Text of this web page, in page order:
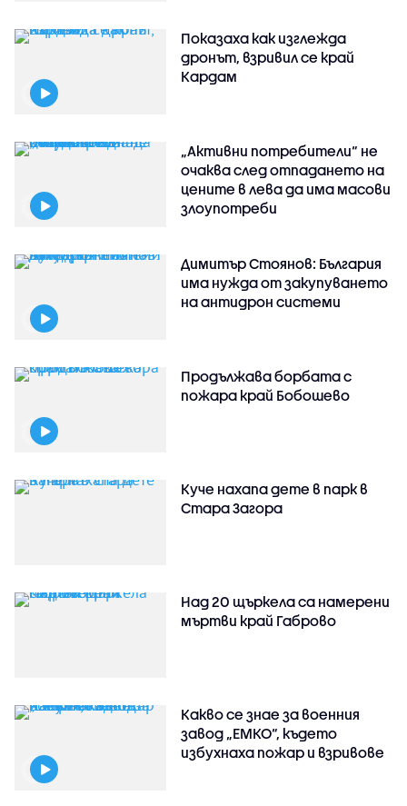
Показаха как изглежда
дронът, взривил се край
Кардам
„Активни потребители“ не
очаква след отпадането на
цените в лева да има масови
злоупотреби
Димитър Стоянов: България
има нужда от закупуването
на антидрон системи
Продължава борбата с
пожара край Бобошево
Куче нахапа дете в парк в
Стара Загора
Над 20 щъркела са намерени
мъртви край Габрово
Какво се знае за военния
завод „ЕМКО“, където
избухнаха пожар и взривове